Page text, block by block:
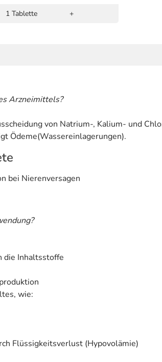
1 Tablette +
Arzneimittels?
von Natrium-, Kalium- und
Ödeme(Wassereinlagerungen).
bei Nierenversagen
die Inhaltsstoffe
wie:
Flüssigkeitsverlust (Hypovolämie)